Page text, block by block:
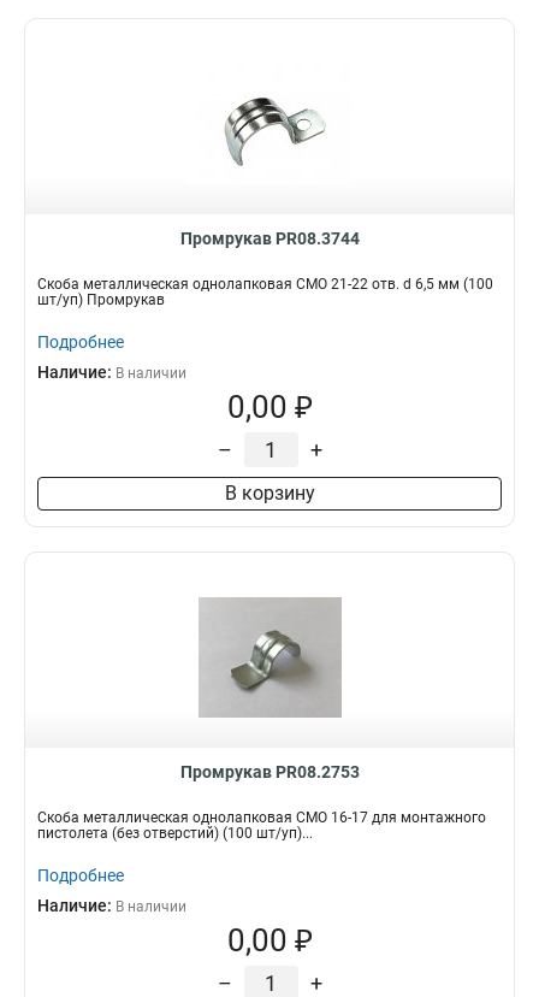
Промрукав PR08.3744
Скоба металлическая однолапковая СМО 21-22 отв. d 6,5 мм (100
шт/уп) Промрукав
Подробнее
Наличие: В наличии
0,00 ₽
– +
В корзину
Промрукав PR08.2753
Скоба металлическая однолапковая СМО 16-17 для монтажного
пистолета (без отверстий) (100 шт/уп)...
Подробнее
Наличие: В наличии
0,00 ₽
– +